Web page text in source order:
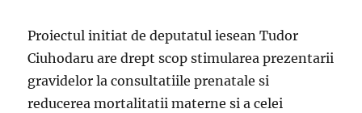
Proiectul initiat de deputatul iesean Tudor
Ciuhodaru are drept scop stimularea prezentarii
gravidelor la consultatiile prenatale si
reducerea mortalitatii materne si a celei